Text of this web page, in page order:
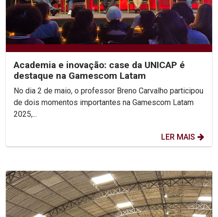
Academia e inovação: case da UNICAP é
destaque na Gamescom Latam
No dia 2 de maio, o professor Breno Carvalho participou
de dois momentos importantes na Gamescom Latam
2025,...
LER MAIS